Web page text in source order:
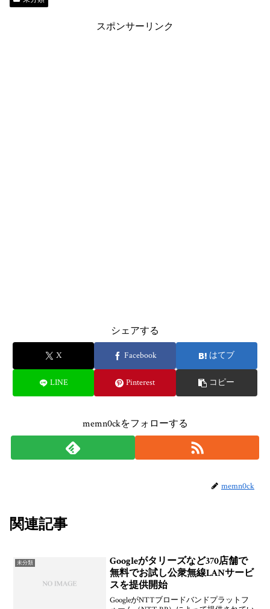
n t
スポンサーリンク
シェアする
X Facebook はてブ
LINE Pinterest コピー
memn0ckをフォローする
memn0ck
関連記事
未分類
Googleがタリーズなど370店舗で
無料でお試し公衆無線LANサービ
スを提供開始
GoogleがNTTブロードバンドプラットフ